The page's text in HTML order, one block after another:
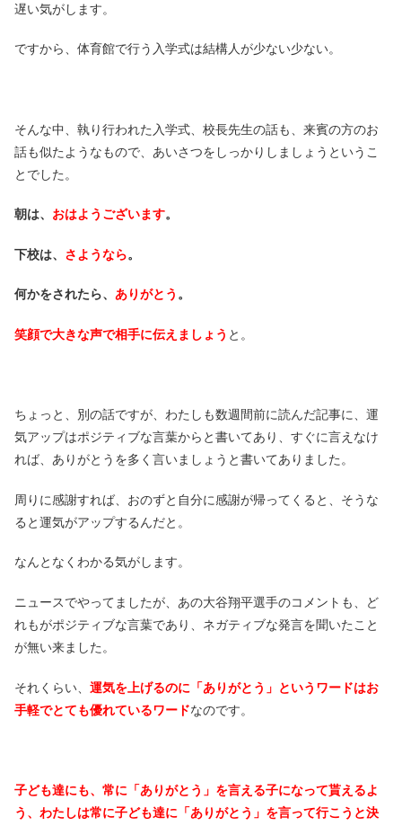
遅い気がします。
ですから、体育館で行う入学式は結構人が少ない少ない。
そんな中、執り行われた入学式、校長先生の話も、来賓の方のお
話も似たようなもので、あいさつをしっかりしましょうというこ
とでした。
朝は、 おはようございます。
下校は、 さようなら。
何かをされたら、 ありがとう 。
笑顔で大きな声で相手に伝えましょう と。
ちょっと、別の話ですが、わたしも数週間前に読んだ記事に、運
気アップはポジティブな言葉からと書いてあり、すぐに言えなけ
れば、ありがとうを多く言いましょうと書いてありました。
周りに感謝すれば、おのずと自分に感謝が帰ってくると、そうな
ると運気がアップするんだと。
なんとなくわかる気がします。
ニュースでやってましたが、あの大谷翔平選手のコメントも、ど
れもがポジティブな言葉であり、ネガティブな発言を聞いたこと
が無い来ました。
それくらい、 運気を上げるのに「ありがとう」というワードはお
手軽でとても優れているワードなのです。
子ども達にも、常に「ありがとう」を言える子になって貰えるよ
う、わたしは常に子ども達に「ありがとう」を言って行こうと決